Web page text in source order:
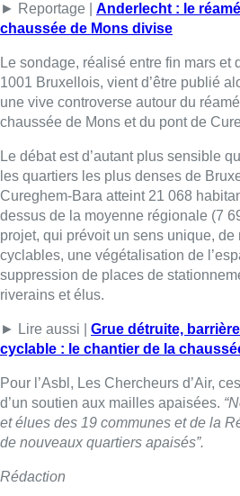
► Reportage | Anderlecht : le
chaussée de Mons divise
Le sondage, réalisé entre fin mars et
1001 Bruxellois, vient d’être publié
une vive controverse autour du
chaussée de Mons et du pont de
Le débat est d’autant plus sensible
les quartiers les plus denses de
Cureghem-Bara atteint 21 068
dessus de la moyenne régionale (7
projet, qui prévoit un sens unique,
cyclables, une végétalisation de
suppression de places de
riverains et élus.
► Lire aussi | Grue détruite,
cyclable : le chantier de la
Pour l’Asbl, Les Chercheurs d’Air,
d’un soutien aux mailles apaisées.
et élues des 19 communes et de la
de nouveaux quartiers apaisés”.
Rédaction